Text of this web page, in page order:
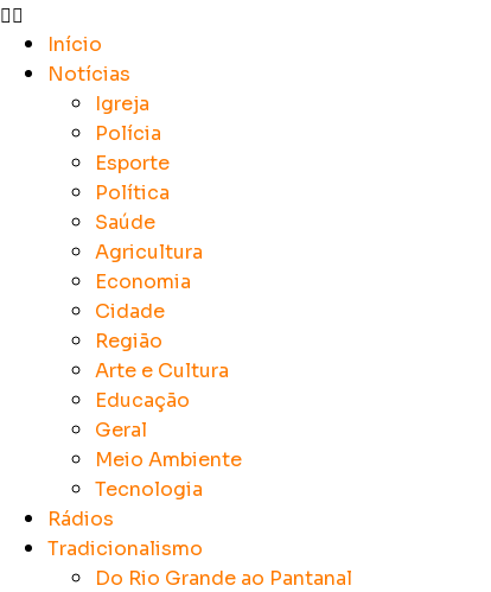
Início
Notícias
Igreja
Polícia
Esporte
Política
Saúde
Agricultura
Economia
Cidade
Região
Arte e Cultura
Educação
Geral
Meio Ambiente
Tecnologia
Rádios
Tradicionalismo
Do Rio Grande ao Pantanal